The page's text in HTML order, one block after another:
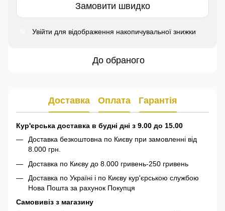
Замовити швидко
Увійти для відображення накопичувальної знижки
До обраного
Доставка Оплата Гарантія
Кур'єрська доставка в будні дні з 9.00 до 15.00
Доставка безкоштовна по Києву при замовленні від
8.000 грн.
Доставка по Києву до 8.000 гривень-250 гривень
Доставка по Україні і по Києву кур'єрською службою
Нова Пошта за рахунок Покупця
Самовивіз з магазину